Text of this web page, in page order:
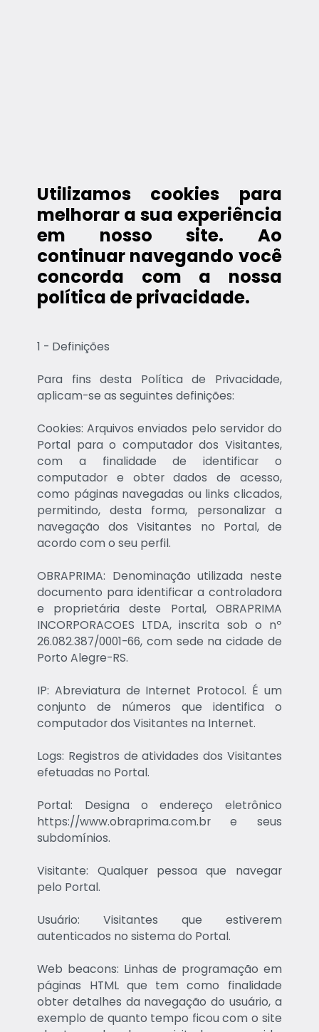
Utilizamos cookies para
melhorar a sua experiência
em nosso site. Ao
continuar navegando você
concorda com a nossa
política de privacidade.
1 - Definições
Para fins desta Política de Privacidade,
aplicam-se as seguintes definições:
Cookies: Arquivos enviados pelo servidor do
Portal para o computador dos Visitantes,
com a finalidade de identificar o
computador e obter dados de acesso,
como páginas navegadas ou links clicados,
permitindo, desta forma, personalizar a
navegação dos Visitantes no Portal, de
acordo com o seu perfil.
OBRAPRIMA: Denominação utilizada neste
documento para identificar a controladora
e proprietária deste Portal, OBRAPRIMA
INCORPORACOES LTDA, inscrita sob o nº
26.082.387/0001-66, com sede na cidade de
Porto Alegre-RS.
IP: Abreviatura de Internet Protocol. É um
conjunto de números que identifica o
computador dos Visitantes na Internet.
Logs: Registros de atividades dos Visitantes
efetuadas no Portal.
Portal: Designa o endereço eletrônico
https://www.obraprima.com.br e seus
subdomínios.
Visitante: Qualquer pessoa que navegar
pelo Portal.
Usuário: Visitantes que estiverem
autenticados no sistema do Portal.
Web beacons: Linhas de programação em
páginas HTML que tem como finalidade
obter detalhes da navegação do usuário, a
exemplo de quanto tempo ficou com o site